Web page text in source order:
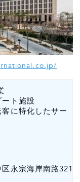
ート施設
客に特化したサー
永宗海岸南路321